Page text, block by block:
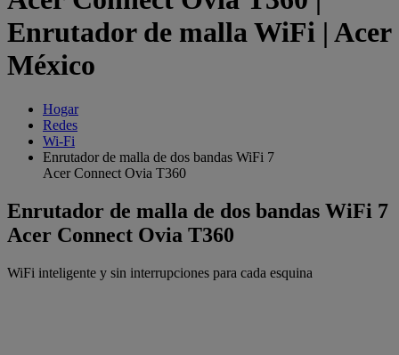
Enrutador de malla WiFi | Acer
México
Hogar
Redes
Wi-Fi
Enrutador de malla de dos bandas WiFi 7
Acer Connect Ovia T360
Enrutador de malla de dos bandas WiFi 7
Acer Connect Ovia T360
WiFi inteligente y sin interrupciones para cada esquina